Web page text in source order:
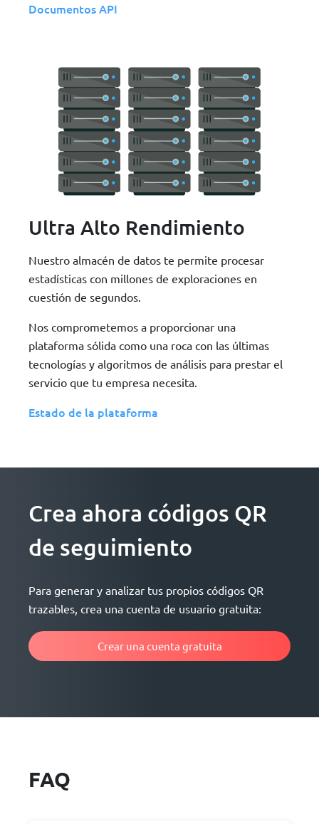
Documentos API
Ultra Alto Rendimiento
Nuestro almacén de datos te permite procesar
estadísticas con millones de exploraciones en
cuestión de segundos.
Nos comprometemos a proporcionar una
plataforma sólida como una roca con las últimas
tecnologías y algoritmos de análisis para prestar el
servicio que tu empresa necesita.
Estado de la plataforma
Crea ahora códigos QR
de seguimiento
Para generar y analizar tus propios códigos QR
trazables, crea una cuenta de usuario gratuita:
Crear una cuenta gratuita
FAQ